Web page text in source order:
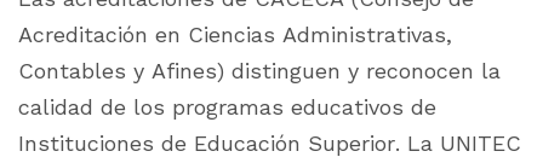
Acreditación en Ciencias Administrativas,
Contables y Afines) distinguen y reconocen la
calidad de los programas educativos de
Instituciones de Educación Superior. La UNITEC